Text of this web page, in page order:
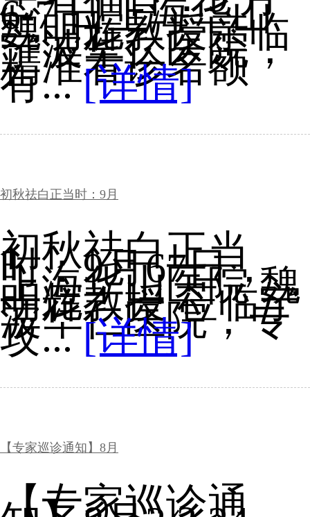
6-7 日上海华山
魏明辉教授亲临
宁波华仁医院，
精准看诊名额
有...[详情]
初秋祛白正当时：9月
初秋祛白正当
时：9月67日，
上海华山医院 魏
明辉教授 莅临宁
波华仁医院，专
攻...[详情]
【专家巡诊通知】8月
【专家巡诊通